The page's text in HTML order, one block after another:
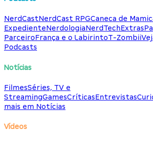
NerdCastNerdCast RPGCaneca de
ExpedienteNerdologiaNerdTechExtras
ParceiroFrança e o LabirintoT-Zombii
Podcasts
Notícias
FilmesSéries, TV e
StreamingGamesCríticasEntrevistas
mais em Notícias
Vídeos